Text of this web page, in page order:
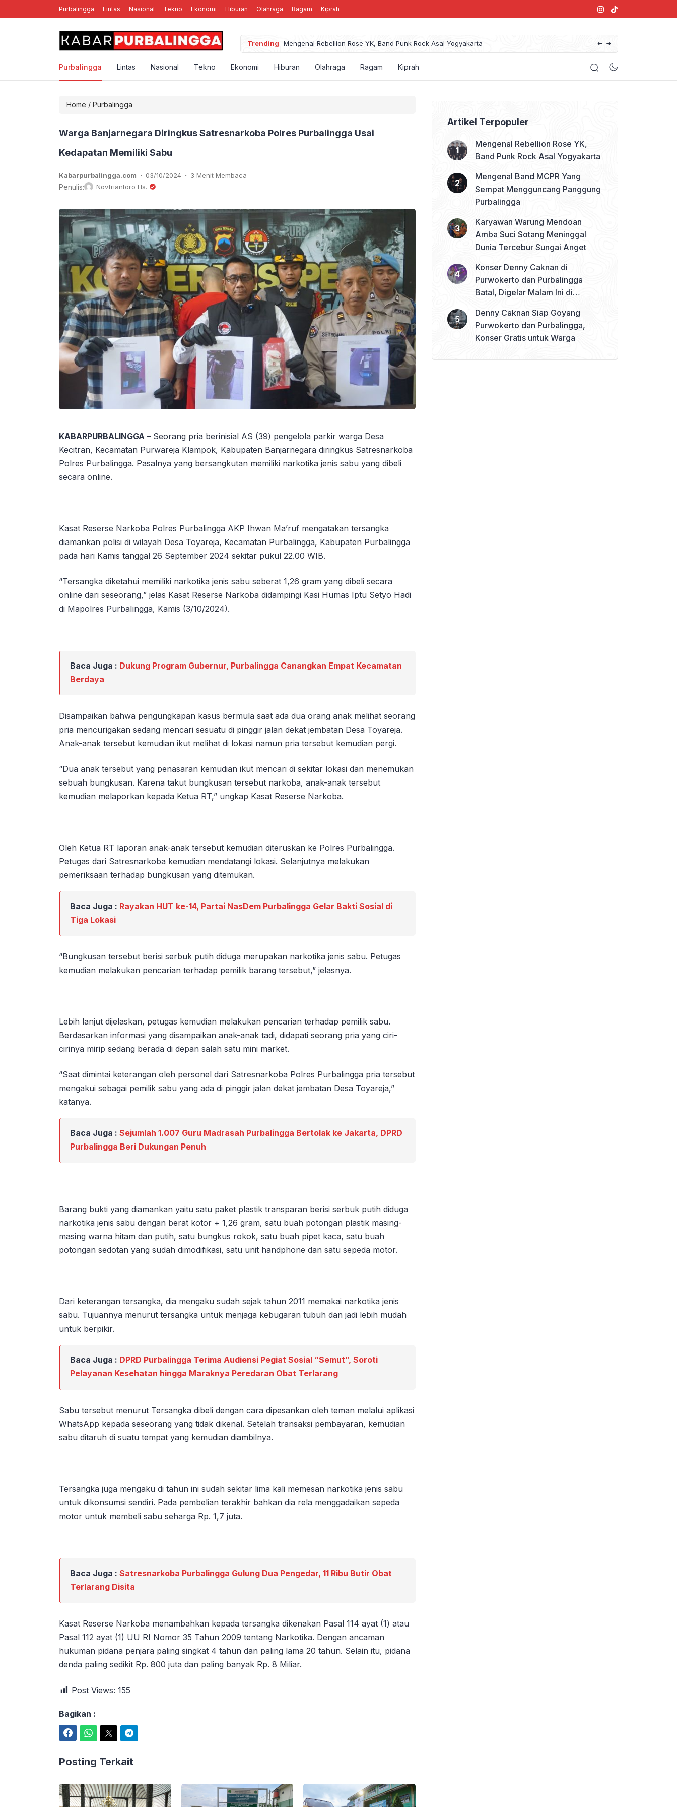
Purbalingga Lintas Nasional Tekno Ekonomi Hiburan Olahraga Ragam Kiprah
Trending
Mengenal Rebellion Rose YK, Band Punk Rock Asal Yogyakarta Mengenal Band MCPR Yang Sempat Mengguncang Panggung Purbalingga
Purbalingga Lintas Nasional Tekno Ekonomi Hiburan Olahraga Ragam Kiprah
Home / Purbalingga
Warga Banjarnegara Diringkus Satresnarkoba Polres Purbalingga Usai
Kedapatan Memiliki Sabu
Kabarpurbalingga.com . 03/10/2024 . 3 Menit Membaca
Penulis: Novfriantoro Hs.
KABARPURBALINGGA – Seorang pria berinisial AS (39) pengelola parkir warga Desa
Kecitran, Kecamatan Purwareja Klampok, Kabupaten Banjarnegara diringkus Satresnarkoba
Polres Purbalingga. Pasalnya yang bersangkutan memiliki narkotika jenis sabu yang dibeli
secara online.
Kasat Reserse Narkoba Polres Purbalingga AKP Ihwan Ma’ruf mengatakan tersangka
diamankan polisi di wilayah Desa Toyareja, Kecamatan Purbalingga, Kabupaten Purbalingga
pada hari Kamis tanggal 26 September 2024 sekitar pukul 22.00 WIB.
“Tersangka diketahui memiliki narkotika jenis sabu seberat 1,26 gram yang dibeli secara
online dari seseorang,” jelas Kasat Reserse Narkoba didampingi Kasi Humas Iptu Setyo Hadi
di Mapolres PurbaIingga, Kamis (3/10/2024).
Baca Juga : Dukung Program Gubernur, Purbalingga Canangkan Empat Kecamatan
Berdaya
Disampaikan bahwa pengungkapan kasus bermula saat ada dua orang anak melihat seorang
pria mencurigakan sedang mencari sesuatu di pinggir jalan dekat jembatan Desa Toyareja.
Anak-anak tersebut kemudian ikut melihat di lokasi namun pria tersebut kemudian pergi.
“Dua anak tersebut yang penasaran kemudian ikut mencari di sekitar lokasi dan menemukan
sebuah bungkusan. Karena takut bungkusan tersebut narkoba, anak-anak tersebut
kemudian melaporkan kepada Ketua RT,” ungkap Kasat Reserse Narkoba.
Oleh Ketua RT laporan anak-anak tersebut kemudian diteruskan ke Polres Purbalingga.
Petugas dari Satresnarkoba kemudian mendatangi lokasi. Selanjutnya melakukan
pemeriksaan terhadap bungkusan yang ditemukan.
Baca Juga : Rayakan HUT ke-14, Partai NasDem Purbalingga Gelar Bakti Sosial di
Tiga Lokasi
“Bungkusan tersebut berisi serbuk putih diduga merupakan narkotika jenis sabu. Petugas
kemudian melakukan pencarian terhadap pemilik barang tersebut,” jelasnya.
Lebih lanjut dijelaskan, petugas kemudian melakukan pencarian terhadap pemilik sabu.
Berdasarkan informasi yang disampaikan anak-anak tadi, didapati seorang pria yang ciri-
cirinya mirip sedang berada di depan salah satu mini market.
“Saat dimintai keterangan oleh personel dari Satresnarkoba Polres Purbalingga pria tersebut
mengakui sebagai pemilik sabu yang ada di pinggir jalan dekat jembatan Desa Toyareja,”
katanya.
Baca Juga : Sejumlah 1.007 Guru Madrasah Purbalingga Bertolak ke Jakarta, DPRD
Purbalingga Beri Dukungan Penuh
Barang bukti yang diamankan yaitu satu paket plastik transparan berisi serbuk putih diduga
narkotika jenis sabu dengan berat kotor + 1,26 gram, satu buah potongan plastik masing-
masing warna hitam dan putih, satu bungkus rokok, satu buah pipet kaca, satu buah
potongan sedotan yang sudah dimodifikasi, satu unit handphone dan satu sepeda motor.
Dari keterangan tersangka, dia mengaku sudah sejak tahun 2011 memakai narkotika jenis
sabu. Tujuannya menurut tersangka untuk menjaga kebugaran tubuh dan jadi lebih mudah
untuk berpikir.
Baca Juga : DPRD Purbalingga Terima Audiensi Pegiat Sosial “Semut”, Soroti
Pelayanan Kesehatan hingga Maraknya Peredaran Obat Terlarang
Sabu tersebut menurut Tersangka dibeli dengan cara dipesankan oleh teman melalui aplikasi
WhatsApp kepada seseorang yang tidak dikenal. Setelah transaksi pembayaran, kemudian
sabu ditaruh di suatu tempat yang kemudian diambilnya.
Tersangka juga mengaku di tahun ini sudah sekitar lima kali memesan narkotika jenis sabu
untuk dikonsumsi sendiri. Pada pembelian terakhir bahkan dia rela menggadaikan sepeda
motor untuk membeli sabu seharga Rp. 1,7 juta.
Baca Juga : Satresnarkoba Purbalingga Gulung Dua Pengedar, 11 Ribu Butir Obat
Terlarang Disita
Kasat Reserse Narkoba menambahkan kepada tersangka dikenakan Pasal 114 ayat (1) atau
Pasal 112 ayat (1) UU RI Nomor 35 Tahun 2009 tentang Narkotika. Dengan ancaman
hukuman pidana penjara paling singkat 4 tahun dan paling lama 20 tahun. Selain itu, pidana
denda paling sedikit Rp. 800 juta dan paling banyak Rp. 8 Miliar.
Post Views: 155
Bagikan :
Posting Terkait
Artikel Terpopuler
Mengenal Rebellion Rose YK,
Band Punk Rock Asal Yogyakarta
Mengenal Band MCPR Yang
Sempat Mengguncang Panggung
Purbalingga
Karyawan Warung Mendoan
Amba Suci Sotang Meninggal
Dunia Tercebur Sungai Anget
Konser Denny Caknan di
Purwokerto dan Purbalingga
Batal, Digelar Malam Ini di
Denny Caknan Siap Goyang
Purwokerto dan Purbalingga,
Konser Gratis untuk Warga